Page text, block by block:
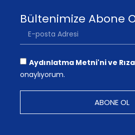
Bültenimize Abone
Aydınlatma Metni'ni ve
onaylıyorum.
ABONE OL